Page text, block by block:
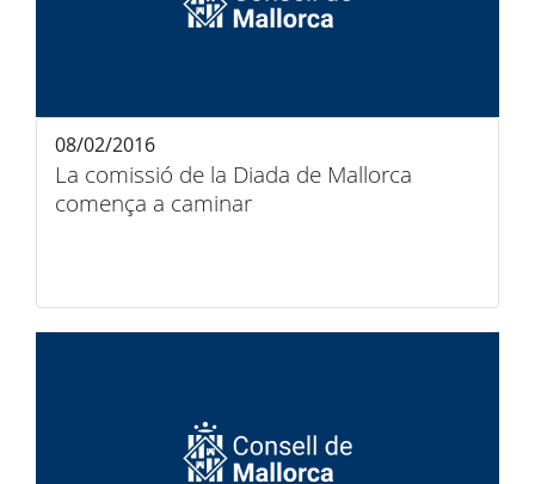
La comissió de la Diada de Mallorca
comença a caminar
08/02/2016